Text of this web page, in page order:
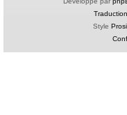
Style